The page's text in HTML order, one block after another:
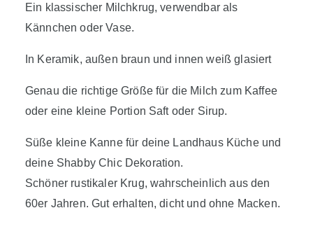
Ein klassischer Milchkrug, verwendbar als
Kännchen oder Vase.
In Keramik, außen braun und innen weiß glasiert
Genau die richtige Größe für die Milch zum Kaffee
oder eine kleine Portion Saft oder Sirup.
Süße kleine Kanne für deine Landhaus Küche und
deine Shabby Chic Dekoration.
Schöner rustikaler Krug, wahrscheinlich aus den
60er Jahren. Gut erhalten, dicht und ohne Macken.